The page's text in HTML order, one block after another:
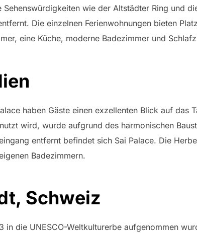
wie der Altstädter Ring und
Die einzelnen Ferienwohnungen bieten
eine Küche, moderne Badezimmer und
haben Gäste einen exzellenten Blick auf das
wird, wurde aufgrund des harmonischen
entfernt befindet sich Sai Palace. Die
Badezimmern.
Schweiz
in die UNESCO-Weltkulturerbe aufgenommen